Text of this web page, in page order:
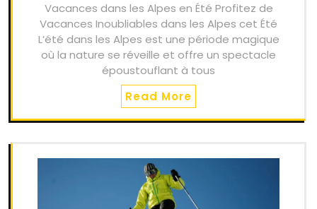
Vacances dans les Alpes en Été Profitez de
Vacances Inoubliables dans les Alpes cet Été
L’été dans les Alpes est une période magique
où la nature se réveille et offre un spectacle
époustouflant à tous
Read More